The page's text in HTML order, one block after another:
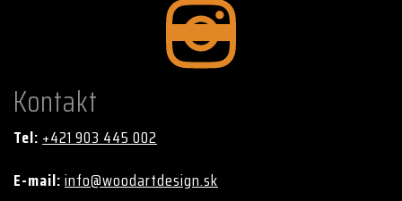
Kontakt
Tel:+421 903 445 002
E-mail:info@woodartdesign.sk